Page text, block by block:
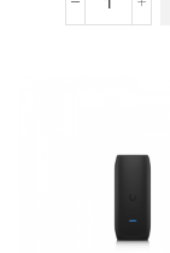
Ubiquiti
2K
(White)
ποσότητα